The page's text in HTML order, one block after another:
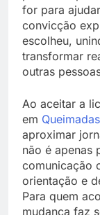
for para
convicção
escolheu,
transformar
outras
Ao aceitar a
em Queimadas
aproximar
não é apenas
comunicação
orientação e
Para quem
mudança faz